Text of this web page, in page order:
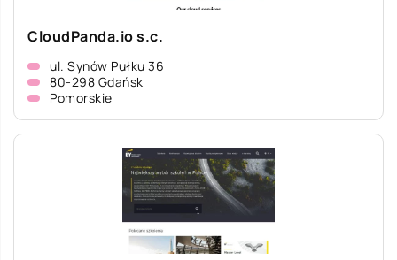
CloudPanda.io s.c.
ul. Synów Pułku 36
80-298 Gdańsk
Pomorskie